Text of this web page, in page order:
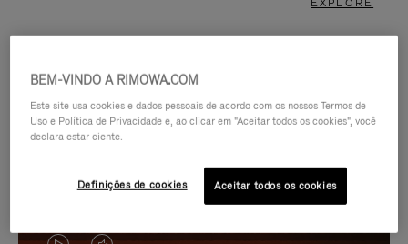
BEM-VINDO A RIMOWA.COM
Este site usa cookies e dados pessoais de acordo com os nossos Termos de
Uso e Política de Privacidade e, ao clicar em "Aceitar todos os cookies", você
declara estar ciente.
Definições de cookies Aceitar todos os cookies